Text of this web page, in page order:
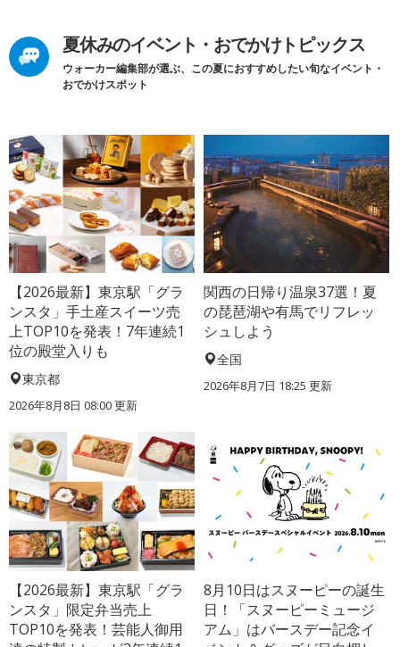
夏休みのイベント・おでかけトピックス
ウォーカー編集部が選ぶ、この夏におすすめしたい旬なイベント・
おでかけスポット
【2026最新】東京駅「グラ
ンスタ」手土産スイーツ売
上TOP10を発表！7年連続1
位の殿堂入りも
東京都
2026年8月8日 08:00更新
関西の日帰り温泉37選！夏
の琵琶湖や有馬でリフレッ
シュしよう
全国
2026年8月7日 18:25 更新
【2026最新】東京駅「グラ
ンスタ」限定弁当売上
TOP10を発表！芸能人御用
8月10日はスヌーピーの誕生
日！「スヌーピーミュージ
アム」はバースデー記念イ